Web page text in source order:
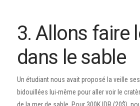
3. Allons faire
dans le sable
Un étudiant nous avait proposé la veille
bidouillées lui-même pour aller voir le